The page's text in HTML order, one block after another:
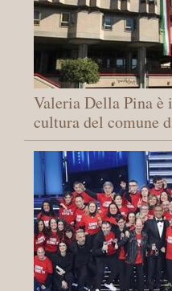
Valeria Della Pina è
cultura del comune